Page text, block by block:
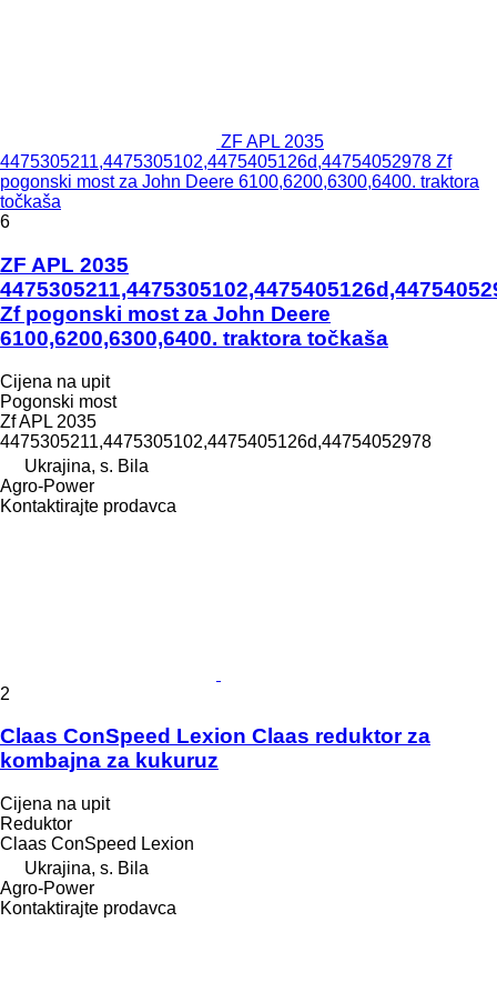
ZF APL 2035
4475305211,4475305102,4475405126d,44754052978 Zf
pogonski most za John Deere 6100,6200,6300,6400. traktora
točkaša
6
ZF APL 2035
Zf pogonski most za John Deere
6100,6200,6300,6400. traktora točkaša
Cijena na upit
Pogonski most
Zf APL 2035
4475305211,4475305102,4475405126d,44754052978
Ukrajina, s. Bila
Agro-Power
Kontaktirajte prodavca
2
Claas ConSpeed Lexion Claas reduktor za
kombajna za kukuruz
Cijena na upit
Reduktor
Claas ConSpeed Lexion
Ukrajina, s. Bila
Agro-Power
Kontaktirajte prodavca